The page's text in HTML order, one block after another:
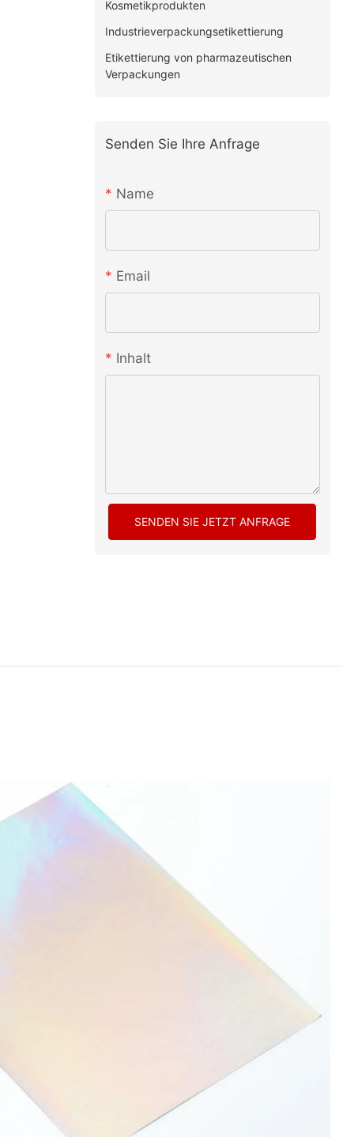
Kosmetikprodukten
Industrieverpackungsetikettierung
Etikettierung von pharmazeutischen
Verpackungen
Senden Sie Ihre Anfrage
Name
Email
Inhalt
SENDEN SIE JETZT ANFRAGE